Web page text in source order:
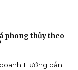
phong thủy theo
Hướng dẫn